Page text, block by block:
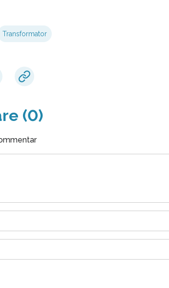
Transformator
(0)